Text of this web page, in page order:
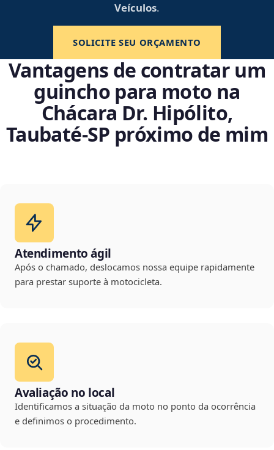
Veículos.
SOLICITE SEU ORÇAMENTO
Vantagens de contratar um
guincho para moto na
Chácara Dr. Hipólito,
Taubaté‑SP próximo de mim
Atendimento ágil
Após o chamado, deslocamos nossa equipe rapidamente
para prestar suporte à motocicleta.
Avaliação no local
Identificamos a situação da moto no ponto da ocorrência
e definimos o procedimento.